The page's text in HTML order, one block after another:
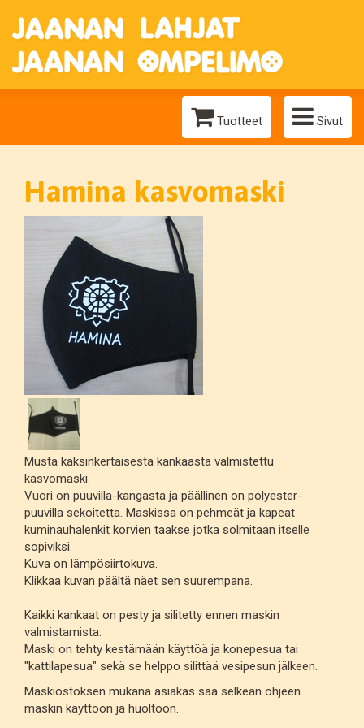
Sivut
Tuotteet
Hamina kasvomaski
Musta kaksinkertaisesta kankaasta valmistettu
kasvomaski.
Vuori on puuvilla-kangasta ja päällinen on polyester-
puuvilla sekoitetta. Maskissa on pehmeät ja kapeat
kuminauhalenkit korvien taakse jotka solmitaan itselle
sopiviksi.
Kuva on lämpösiirtokuva.
Klikkaa kuvan päältä näet sen suurempana.
Kaikki kankaat on pesty ja silitetty ennen maskin
valmistamista.
Maski on tehty kestämään käyttöä ja konepesua tai
"kattilapesua" sekä se helppo silittää vesipesun jälkeen.
Maskiostoksen mukana asiakas saa selkeän ohjeen
maskin käyttöön ja huoltoon.